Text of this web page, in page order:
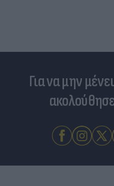
Για να μην